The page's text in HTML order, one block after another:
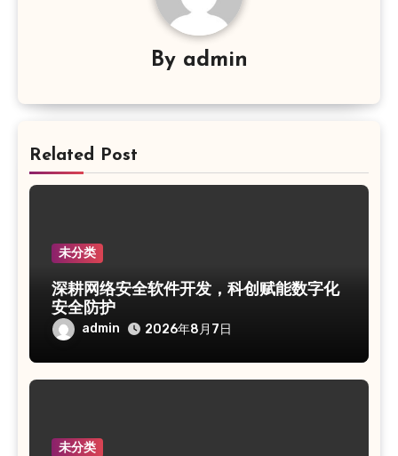
By admin
Related Post
未分类
深耕网络安全软件开发，科创赋能数字化
安全防护
admin 2026年8月7日
未分类